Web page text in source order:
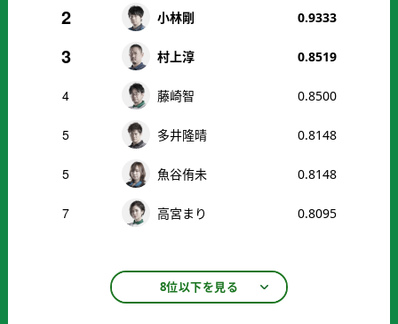
2 小林剛 0.9333
3 村上淳 0.8519
4 藤崎智 0.8500
5 多井隆晴 0.8148
5 魚谷侑未 0.8148
7 高宮まり 0.8095
8位以下を見る